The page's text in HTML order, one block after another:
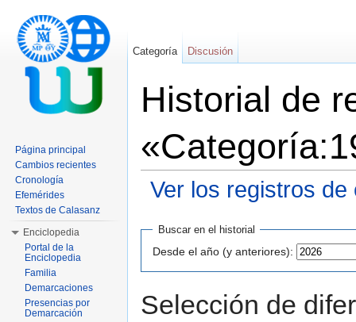
Historial de
Ver los registros de
Buscar en el historial
Desde el año (y anteriores):
Selección de
Categoría Discusión
Página principal
Cambios recientes
Cronología
Efemérides
Textos de Calasanz
Enciclopedia
Portal de la
Enciclopedia
Familia
Demarcaciones
Presencias por
Demarcación